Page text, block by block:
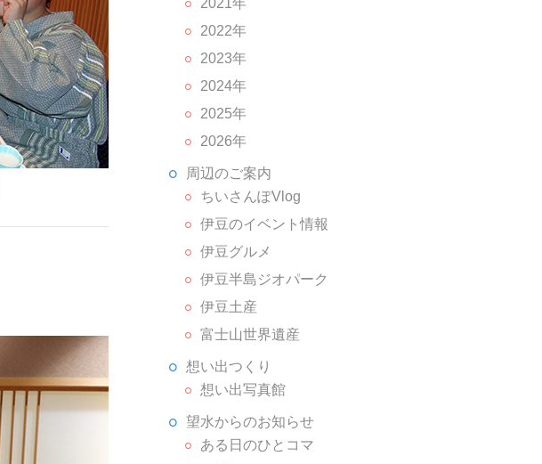
2021年
2022年
2023年
2024年
2025年
2026年
周辺のご案内
ちいさんぽVlog
伊豆のイベント情報
伊豆グルメ
伊豆半島ジオパーク
伊豆土産
富士山世界遺産
想い出つくり
想い出写真館
望水からのお知らせ
ある日のひとコマ